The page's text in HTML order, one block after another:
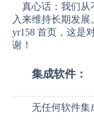
真心话：我们从
入来维持长期发
yr158 首页，这是
谢！
集成软件：
无任何软件集